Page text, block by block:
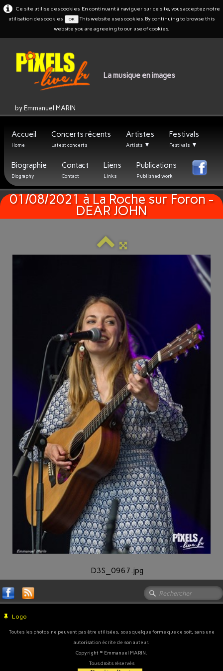
Ce site utilise des cookies. En continuant à naviguer sur ce site, vous acceptez notre
utilisation des cookies.
OK
This website uses cookies. By continuing to browse this
website you are agreeing to our use of cookies.
La musique en images
by Emmanuel MARIN
Accueil
Home
Concerts récents
Latest concerts
Artistes
Artists ▼
Festivals
Festivals ▼
Biographie
Biography
Contact
Contact
Liens
Links
Publications
Published work
01/08/2021 à La Roche sur Foron -
DEAR JOHN
D3S_0967.jpg
Logo
Toutes les photos ne peuvent pas être utilisées, sous quelque forme que ce soit, sans une
autorisation écrite de son auteur.
Copyright © Emmanuel MARIN.
Tous droits réservés